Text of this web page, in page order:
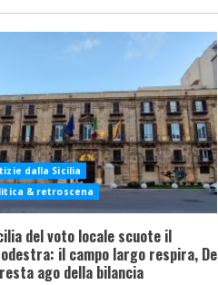
dalla Sicilia
& retroscena
del voto locale scuote il
il campo largo respira, De
ago della bilancia